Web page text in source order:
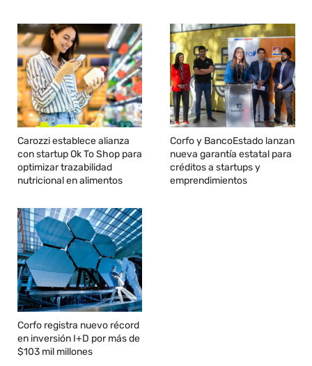
Carozzi establece alianza
con startup Ok To Shop para
optimizar trazabilidad
nutricional en alimentos
Corfo y BancoEstado lanzan
nueva garantía estatal para
créditos a startups y
emprendimientos
Corfo registra nuevo récord
en inversión I+D por más de
$103 mil millones